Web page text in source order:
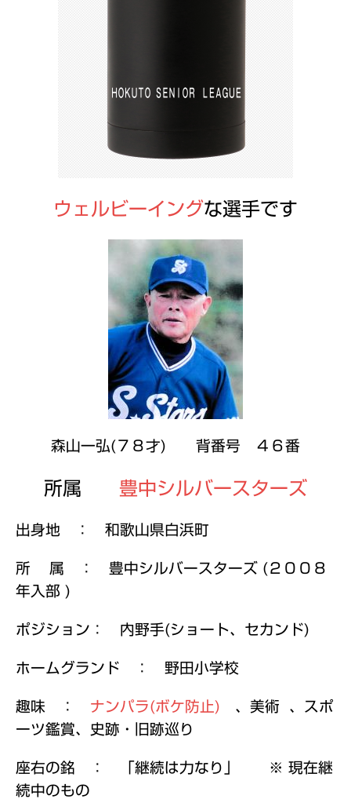
ウェルビーイングな選手です
森山一弘(７８才) 背番号 ４６番
所属 豊中シルバースターズ
出身地 ： 和歌山県白浜町
所 属 ： 豊中シルバースターズ (２００８
年入部 )
ポジション： 内野手(ショート、セカンド)
ホームグランド ： 野田小学校
趣味 ： ナンパラ(ボケ防止) 、美術 、スポ
ーツ鑑賞、史跡・旧跡巡り
座右の銘 ： 「継続は力なり」 ※ 現在継
続中のもの